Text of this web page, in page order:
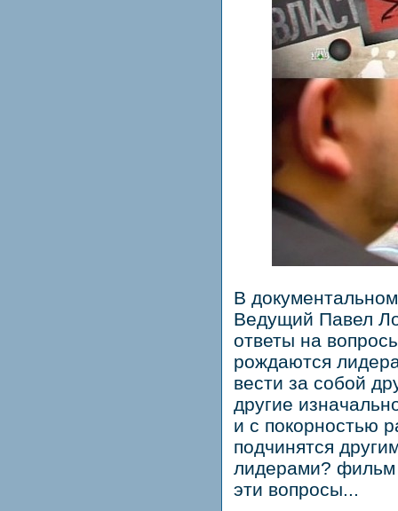
В
Ведущий Павел
ответы на
рождаются
вести за собой
другие
и с покорностью
подчинятся
лидерами? фильм
эти вопросы...